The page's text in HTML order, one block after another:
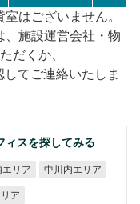
はございません。
、施設運営会社・物
だくか、
てご連絡いたしま
ィスを探してみる
リア 中川内エリア
ア